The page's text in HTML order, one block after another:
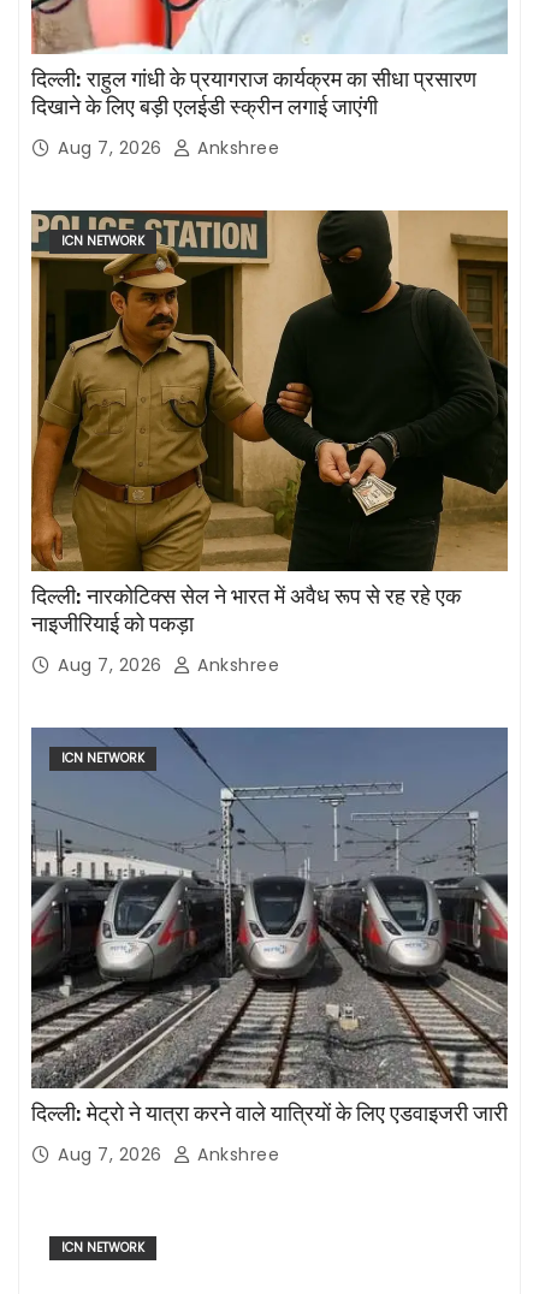
दिल्ली: राहुल गांधी के प्रयागराज कार्यक्रम का सीधा प्रसारण
दिखाने के लिए बड़ी एलईडी स्क्रीन लगाई जाएंगी
Aug 7, 2026 Ankshree
ICN NETWORK
दिल्ली: नारकोटिक्स सेल ने भारत में अवैध रूप से रह रहे एक
नाइजीरियाई को पकड़ा
Aug 7, 2026 Ankshree
ICN NETWORK
दिल्ली: मेट्रो ने यात्रा करने वाले यात्रियों के लिए एडवाइजरी जारी
Aug 7, 2026 Ankshree
ICN NETWORK